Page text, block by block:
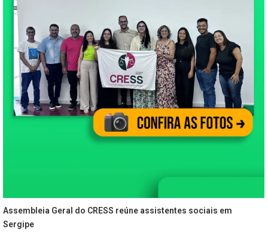
Assembleia Geral do CRESS reúne assistentes sociais em
Sergipe